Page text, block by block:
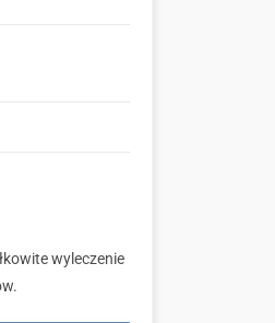
wyleczenie